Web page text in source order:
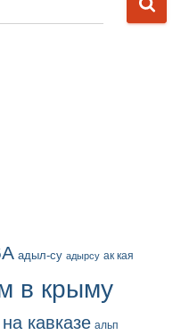
адыл-су адырсу ак кая
в крыму
кавказе альп